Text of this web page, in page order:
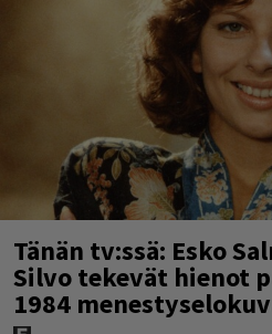
Tänän tv:ssä: Esko
Silvo tekevät hienot
1984